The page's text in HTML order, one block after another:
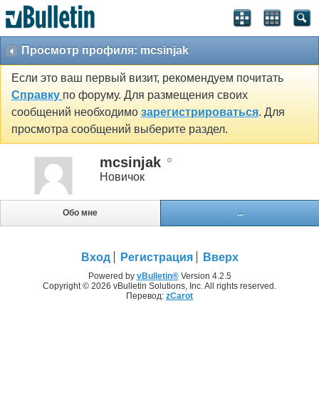
Просмотр профиля: mcsinjak
Если это ваш первый визит, рекомендуем почитать
Справку по форуму. Для размещения своих
сообщений необходимо зарегистрироваться. Для
просмотра сообщений выберите раздел.
mcsinjak
Новичок
Обо мне ...
Вход Регистрация Вверх
Powered by vBulletin®Version 4.2.5
Copyright © 2026 vBulletin Solutions, Inc. All rights reserved.
Перевод: zCarot